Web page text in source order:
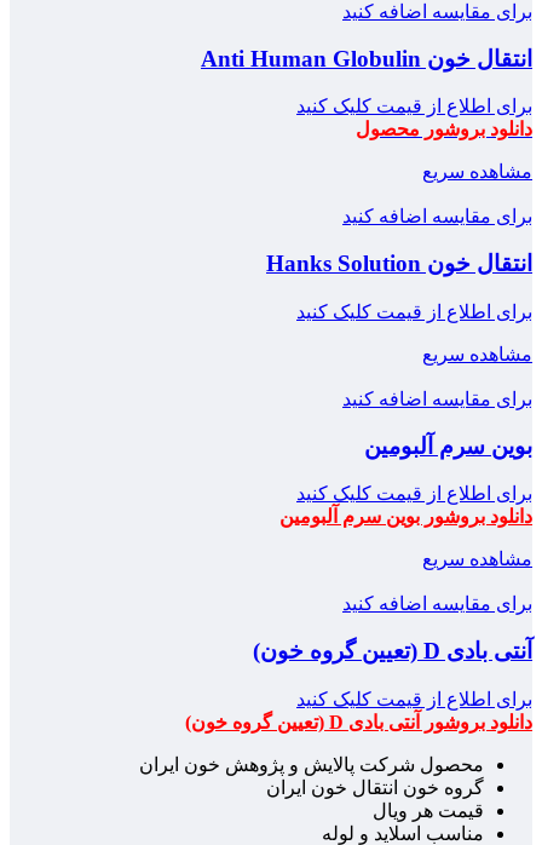
برای مقایسه اضافه کنید
انتقال خون Anti Human Globulin
برای اطلاع از قیمت کلیک کنید
دانلود بروشور محصول
مشاهده سریع
برای مقایسه اضافه کنید
انتقال خون Hanks Solution
برای اطلاع از قیمت کلیک کنید
مشاهده سریع
برای مقایسه اضافه کنید
بوین سرم آلبومین
برای اطلاع از قیمت کلیک کنید
دانلود بروشور بوین سرم آلبومین
مشاهده سریع
برای مقایسه اضافه کنید
آنتی بادی D (تعیین گروه خون)
برای اطلاع از قیمت کلیک کنید
دانلود بروشور آنتی بادی D (تعیین گروه خون)
محصول شرکت پالایش و پژوهش خون ایران
گروه خون انتقال خون ایران
قیمت هر ویال
مناسب اسلاید و لوله